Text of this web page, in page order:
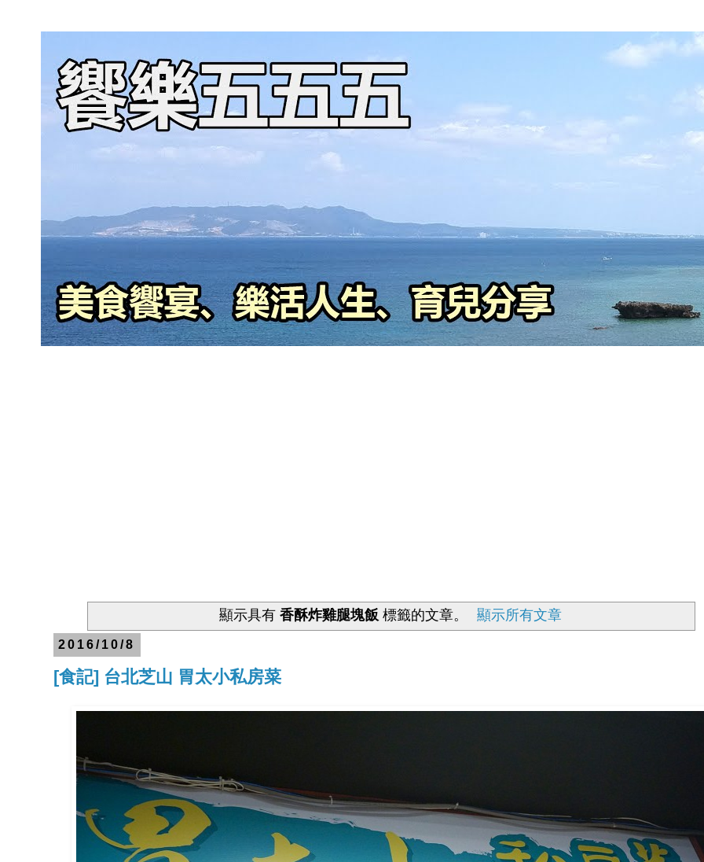
顯示具有 香酥炸雞腿塊飯標籤的文章。 顯示所有文章
2016/10/8
[食記] 台北芝山 胃太小私房菜